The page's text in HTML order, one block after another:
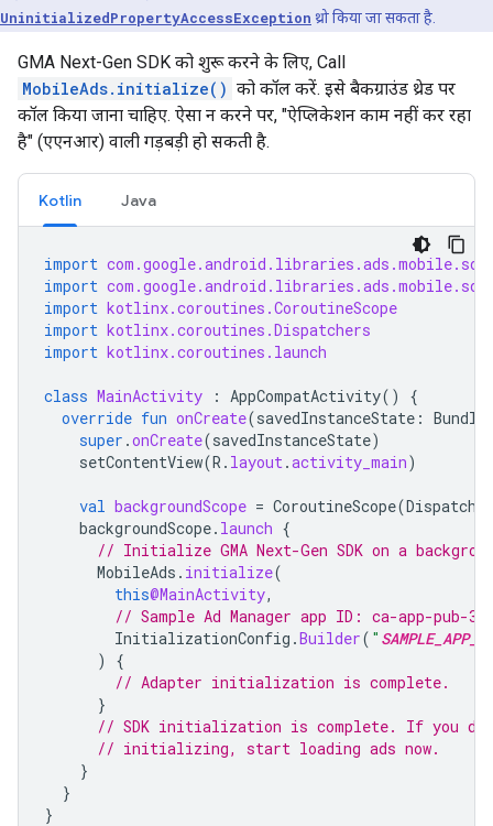
UninitializedPropertyAccessException थ्रो किया जा सकता है.
GMA Next-Gen SDK को शुरू करने के लिए, Call
MobileAds.initialize() को कॉल करें. इसे बैकग्राउंड थ्रेड पर
कॉल किया जाना चाहिए. ऐसा न करने पर, "ऐप्लिकेशन काम नहीं कर रहा
है" (एएनआर) वाली गड़बड़ी हो सकती है.
Kotlin Java
import
import
import kotlinx.coroutines.CoroutineScope
import kotlinx.coroutines.Dispatchers
import kotlinx.coroutines.launch
class MainActivity : AppCompatActivity()
{
override fun onCreate(savedInstanceState :
super .onCreate(savedInstanceState)
setContentView(R . layout.activity_main)
val backgroundScope = CoroutineScope(
backgroundScope. launch {
// Initialize GMA Next-Gen SDK on a
MobileAds . initialize(
this@MainActivity,
// Sample Ad Manager app ID: ca-app-pub-
InitializationConfig .Builder( "
)
{
// Adapter initialization is complete.
}
// SDK initialization is complete. If you
// initializing, start loading ads now.
}
}
}